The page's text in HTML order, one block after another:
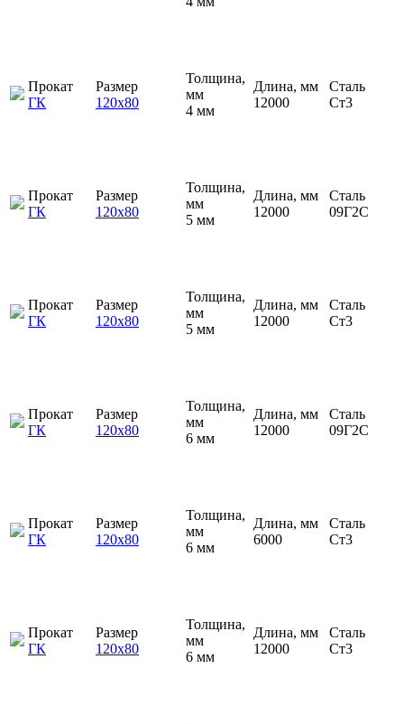
Прокат
ГК
Размер
120х80
Толщина,
мм
4 мм
Длина, мм
12000
Сталь
Ст3
Прокат
ГК
Размер
120х80
Толщина,
мм
5 мм
Длина, мм
12000
Сталь
09Г2С
Прокат
ГК
Размер
120х80
Толщина,
мм
5 мм
Длина, мм
12000
Сталь
Ст3
Прокат
ГК
Размер
120х80
Толщина,
мм
6 мм
Длина, мм
12000
Сталь
09Г2С
Прокат
ГК
Размер
120х80
Толщина,
мм
6 мм
Длина, мм
6000
Сталь
Ст3
Прокат
ГК
Размер
120х80
Толщина,
мм
6 мм
Длина, мм
12000
Сталь
Ст3